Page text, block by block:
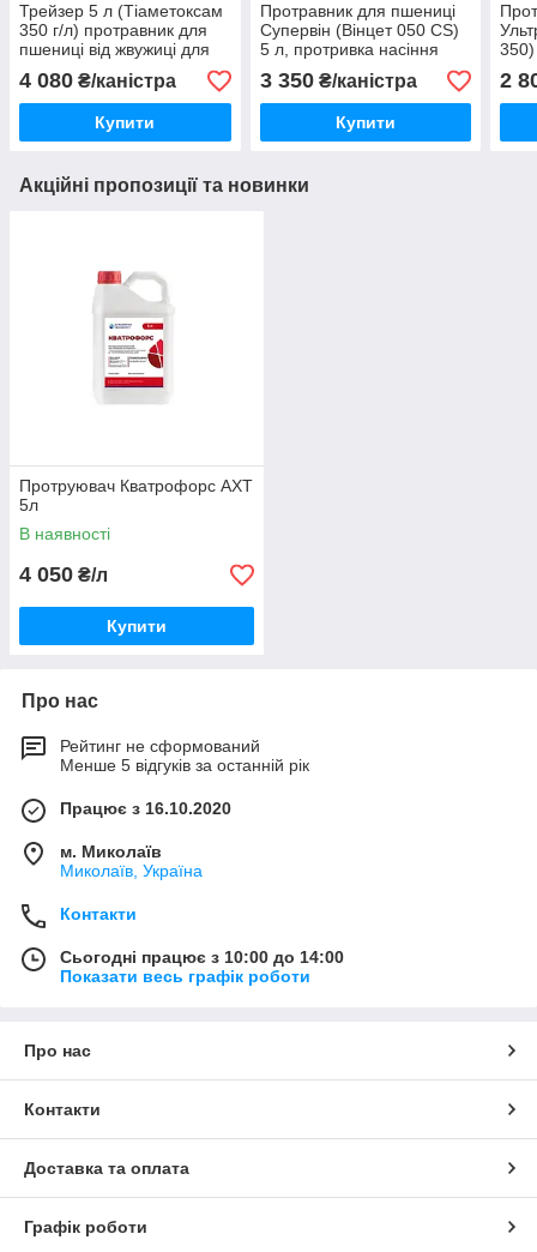
Трейзер 5 л (Тіаметоксам
350 г/л) протравник для
пшениці від жвужиці для
ячменю, ріпаку, сої,
соняшника
4 080 ₴/каністра
Купити
Протравник для пшениці
Супервін (Вінцет 050 CS)
5 л, протривка насіння
для соняшника ячменю,
сої, гороху
3 350₴/каністра
Купити
350)
сої,
2
Акційні пропозиції та новинки
Протруювач Кватрофорс АХТ
5л
В наявності
4 050 ₴/л
Купити
Про нас
Рейтинг не сформований
Менше 5 відгуків за останній рік
Працює з 16.10.2020
м. Миколаїв
Миколаїв, Україна
Контакти
Сьогодні працює з 10:00 до 14:00
Показати весь графік роботи
Про нас
Контакти
Доставка та оплата
Графік роботи